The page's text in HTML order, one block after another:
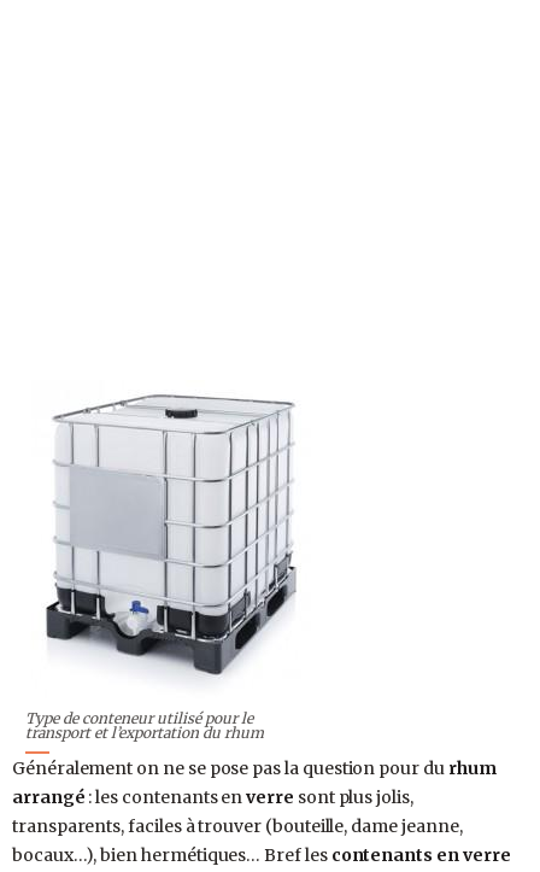
Type de conteneur utilisé pour le
transport et l’exportation du rhum
Généralement on ne se pose pas la question pour du rhum
arrangé : les contenants enverre sont plus jolis,
transparents, faciles à trouver (bouteille, dame jeanne,
bocaux…), bien hermétiques… Bref lescontenants en verre